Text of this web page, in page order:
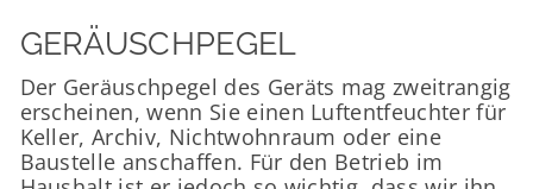
GERÄUSCHPEGEL
Der Geräuschpegel des Geräts mag zweitrangig
erscheinen, wenn Sie einen Luftentfeuchter für
Keller, Archiv, Nichtwohnraum oder eine
Baustelle anschaffen. Für den Betrieb im